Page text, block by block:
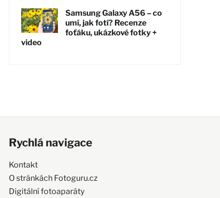
Samsung Galaxy A56 – co
umí, jak fotí? Recenze
foťáku, ukázkové fotky +
video
Rychlá navigace
Kontakt
O stránkách Fotoguru.cz
Digitální fotoaparáty